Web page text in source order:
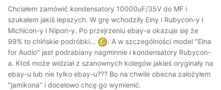
Chciałem zamówić kondensatory 10000uF/35V do MF i
szukałem jakiś lepszych. W grę wchodziły Elny i Rubycon-y i
Michicon-y i Nipon-y. Po przejrzeniu ebay-a okazuje się że
99% to chińskie podróbki...
. A w szczególności model "Elna
for Audio" jest podrabiany nagminnie i kondensatory Rubycon-
a. Ktoś może widział z szanownych kolegów jakieś oryginały na
ebay-u lub nie tylko ebay-u??? Bo na chwile obecna założyłem
"jamikona" i docelowo chcę go wymienić.